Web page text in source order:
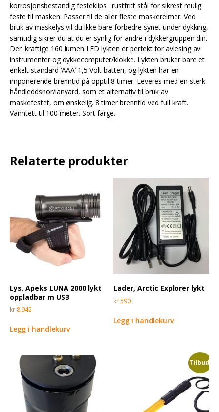
korrosjonsbestandig festeklips i rustfritt stål for sikrest mulig
feste til masken. Passer til de aller fleste maskereimer. Ved
bruk av maskelys vil du ikke bare forbedre synet under dykking,
samtidig sikrer du at du er synlig for andre i dykkergruppen din.
Den kraftige 160 lumen LED lykten er perfekt for avlesing av
instrumenter og dykkecomputer/klokke. Lykten bruker bare et
enkelt standard ‘AAA’ 1,5 Volt batteri, og lykten har en
imponerende brenntid på opptil 8 timer. Leveres med en sterk
håndleddsnor/lanyard, som et alternativ til bruk av
maskefestet, om ønskelig. 8 timer brenntid ved full kraft.
Vanntett til 100 meter. Sort farge.
Relaterte produkter
Lys, Apeks LUNA 2000 lykt
oppladbar m USB
kr 8.942
Legg i handlekurv
Lader, Arctic Explorer lykt
kr590
Legg i handlekurv
Tilbud!